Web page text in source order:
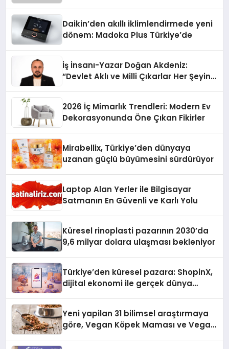
Daikin’den akıllı iklimlendirmede yeni
dönem: Madoka Plus Türkiye’de
İş İnsanı-Yazar Doğan Akdeniz:
“Devlet Aklı ve Milli Çıkarlar Her Şeyin
2026 İç Mimarlık Trendleri: Modern Ev
Dekorasyonunda Öne Çıkan Fikirler
Mirabellix, Türkiye’den dünyaya
uzanan güçlü büyümesini sürdürüyor
Laptop Alan Yerler ile Bilgisayar
Satmanın En Güvenli ve Karlı Yolu
Küresel rinoplasti pazarının 2030’da
9,6 milyar dolara ulaşması bekleniyor
Türkiye’den küresel pazara: ShopinX,
dijital ekonomi ile gerçek dünya
Yeni yapilan 31 bilimsel araştırmaya
göre, Vegan Köpek Maması ve Vegan